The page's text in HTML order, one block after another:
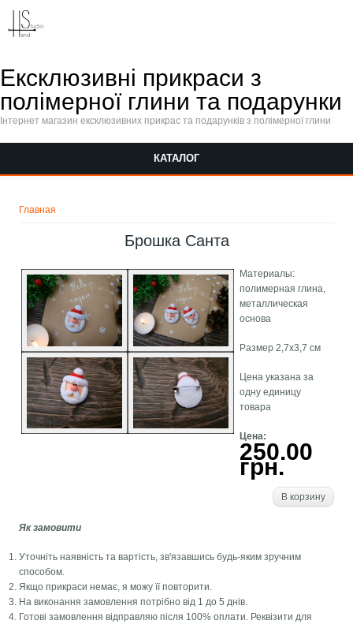
Ексклюзивні прикраси з
полімерної глини та подарунки
Інтернет магазин ексклюзивних прикрас та подарунків з полімерної глини
КАТАЛОГ
Главная
Брошка Санта
Материалы:
полимерная глина,
металлическая
основа
Размер 2,7х3,7 см
Цена указана за
одну единицу
товара
Цена:
250.00
грн.
В корзину
Як замовити
Уточніть наявність та вартість, зв'язавшись будь-яким зручним
способом.
Якщо прикраси немає, я можу її повторити.
На виконання замовлення потрібно від 1 до 5 днів.
Готові замовлення відправляю після 100% оплати. Реквізити для